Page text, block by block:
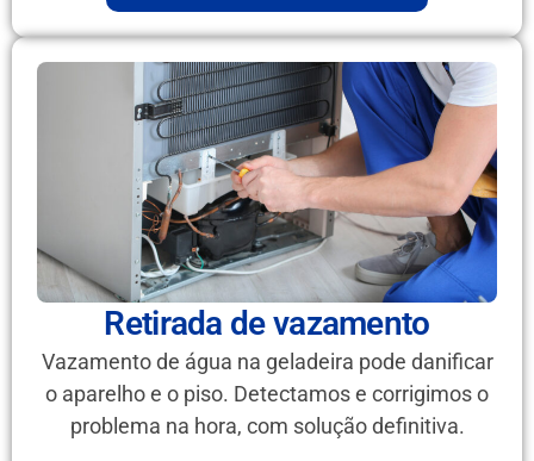
Retirada de vazamento
Vazamento de água na geladeira pode danificar
o aparelho e o piso. Detectamos e corrigimos o
problema na hora, com solução definitiva.